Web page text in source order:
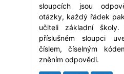
sloupcích jsou
otázky, každý řádek
učiteli základní
příslušném sloupci
číslem, číselným
zněním odpovědi.